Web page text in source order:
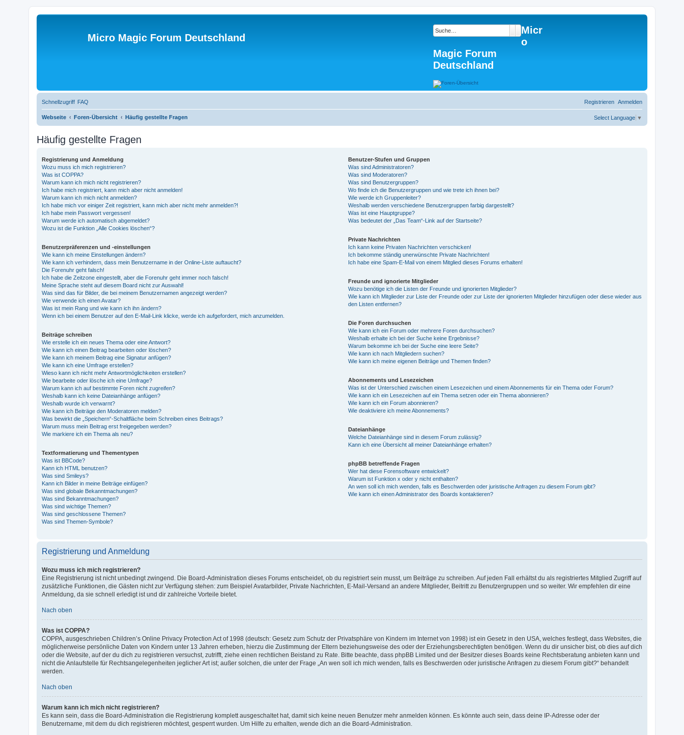
Micro Magic Forum Deutschland
SucheErweiterte Suche
Micr
o
Magic Forum
Deutschland
Schnellzugriff FAQ Anmelden
Registrieren
Webseite Foren-Übersicht Häufig gestellte Fragen Select Language ▼
Häufig gestellte Fragen
Registrierung und Anmeldung
Wozu muss ich mich registrieren?
Was ist COPPA?
Warum kann ich mich nicht registrieren?
Ich habe mich registriert, kann mich aber nicht anmelden!
Warum kann ich mich nicht anmelden?
Ich habe mich vor einiger Zeit registriert, kann mich aber nicht mehr anmelden?!
Ich habe mein Passwort vergessen!
Warum werde ich automatisch abgemeldet?
Wozu ist die Funktion „Alle Cookies löschen“?
Benutzerpräferenzen und -einstellungen
Wie kann ich meine Einstellungen ändern?
Wie kann ich verhindern, dass mein Benutzername in der Online-Liste auftaucht?
Die Forenuhr geht falsch!
Ich habe die Zeitzone eingestellt, aber die Forenuhr geht immer noch falsch!
Meine Sprache steht auf diesem Board nicht zur Auswahl!
Was sind das für Bilder, die bei meinem Benutzernamen angezeigt werden?
Wie verwende ich einen Avatar?
Was ist mein Rang und wie kann ich ihn ändern?
Wenn ich bei einem Benutzer auf den E-Mail-Link klicke, werde ich aufgefordert, mich anzumelden.
Beiträge schreiben
Wie erstelle ich ein neues Thema oder eine Antwort?
Wie kann ich einen Beitrag bearbeiten oder löschen?
Wie kann ich meinem Beitrag eine Signatur anfügen?
Wie kann ich eine Umfrage erstellen?
Wieso kann ich nicht mehr Antwortmöglichkeiten erstellen?
Wie bearbeite oder lösche ich eine Umfrage?
Warum kann ich auf bestimmte Foren nicht zugreifen?
Weshalb kann ich keine Dateianhänge anfügen?
Weshalb wurde ich verwarnt?
Wie kann ich Beiträge den Moderatoren melden?
Was bewirkt die „Speichern“-Schaltfläche beim Schreiben eines Beitrags?
Warum muss mein Beitrag erst freigegeben werden?
Wie markiere ich ein Thema als neu?
Textformatierung und Thementypen
Was ist BBCode?
Kann ich HTML benutzen?
Was sind Smileys?
Kann ich Bilder in meine Beiträge einfügen?
Was sind globale Bekanntmachungen?
Was sind Bekanntmachungen?
Was sind wichtige Themen?
Was sind geschlossene Themen?
Was sind Themen-Symbole?
Benutzer-Stufen und Gruppen
Was sind Administratoren?
Was sind Moderatoren?
Was sind Benutzergruppen?
Wo finde ich die Benutzergruppen und wie trete ich ihnen bei?
Wie werde ich Gruppenleiter?
Weshalb werden verschiedene Benutzergruppen farbig dargestellt?
Was ist eine Hauptgruppe?
Was bedeutet der „Das Team“-Link auf der Startseite?
Private Nachrichten
Ich kann keine Privaten Nachrichten verschicken!
Ich bekomme ständig unerwünschte Private Nachrichten!
Ich habe eine Spam-E-Mail von einem Mitglied dieses Forums erhalten!
Freunde und ignorierte Mitglieder
Wozu benötige ich die Listen der Freunde und ignorierten Mitglieder?
Wie kann ich Mitglieder zur Liste der Freunde oder zur Liste der ignorierten Mitglieder hinzufügen oder diese wieder aus
den Listen entfernen?
Die Foren durchsuchen
Wie kann ich ein Forum oder mehrere Foren durchsuchen?
Weshalb erhalte ich bei der Suche keine Ergebnisse?
Warum bekomme ich bei der Suche eine leere Seite?
Wie kann ich nach Mitgliedern suchen?
Wie kann ich meine eigenen Beiträge und Themen finden?
Abonnements und Lesezeichen
Was ist der Unterschied zwischen einem Lesezeichen und einem Abonnements für ein Thema oder Forum?
Wie kann ich ein Lesezeichen auf ein Thema setzen oder ein Thema abonnieren?
Wie kann ich ein Forum abonnieren?
Wie deaktiviere ich meine Abonnements?
Dateianhänge
Welche Dateianhänge sind in diesem Forum zulässig?
Kann ich eine Übersicht all meiner Dateianhänge erhalten?
phpBB betreffende Fragen
Wer hat diese Forensoftware entwickelt?
Warum ist Funktion x oder y nicht enthalten?
An wen soll ich mich wenden, falls es Beschwerden oder juristische Anfragen zu diesem Forum gibt?
Wie kann ich einen Administrator des Boards kontaktieren?
Registrierung und Anmeldung
Wozu muss ich mich registrieren?
Eine Registrierung ist nicht unbedingt zwingend. Die Board-Administration dieses Forums entscheidet, ob du registriert sein musst, um Beiträge zu schreiben. Auf jeden Fall erhältst du als registriertes Mitglied Zugriff auf
zusätzliche Funktionen, die Gästen nicht zur Verfügung stehen: zum Beispiel Avatarbilder, Private Nachrichten, E-Mail-Versand an andere Mitglieder, Beitritt zu Benutzergruppen und so weiter. Wir empfehlen dir eine
Anmeldung, da sie schnell erledigt ist und dir zahlreiche Vorteile bietet.
Nach oben
Was ist COPPA?
COPPA, ausgeschrieben Children’s Online Privacy Protection Act of 1998 (deutsch: Gesetz zum Schutz der Privatsphäre von Kindern im Internet von 1998) ist ein Gesetz in den USA, welches festlegt, dass Websites, die
möglicherweise persönliche Daten von Kindern unter 13 Jahren erheben, hierzu die Zustimmung der Eltern beziehungsweise des oder der Erziehungsberechtigten benötigen. Wenn du dir unsicher bist, ob dies auf dich
oder die Website, auf der du dich zu registrieren versuchst, zutrifft, ziehe einen rechtlichen Beistand zu Rate. Bitte beachte, dass phpBB Limited und der Besitzer dieses Boards keine Rechtsberatung anbieten kann und
nicht die Anlaufstelle für Rechtsangelegenheiten jeglicher Art ist; außer solchen, die unter der Frage „An wen soll ich mich wenden, falls es Beschwerden oder juristische Anfragen zu diesem Forum gibt?“ behandelt
werden.
Nach oben
Warum kann ich mich nicht registrieren?
Es kann sein, dass die Board-Administration die Registrierung komplett ausgeschaltet hat, damit sich keine neuen Benutzer mehr anmelden können. Es könnte auch sein, dass deine IP-Adresse oder der
Benutzername, mit dem du dich registrieren möchtest, gesperrt wurden. Um Hilfe zu erhalten, wende dich an die Board-Administration.